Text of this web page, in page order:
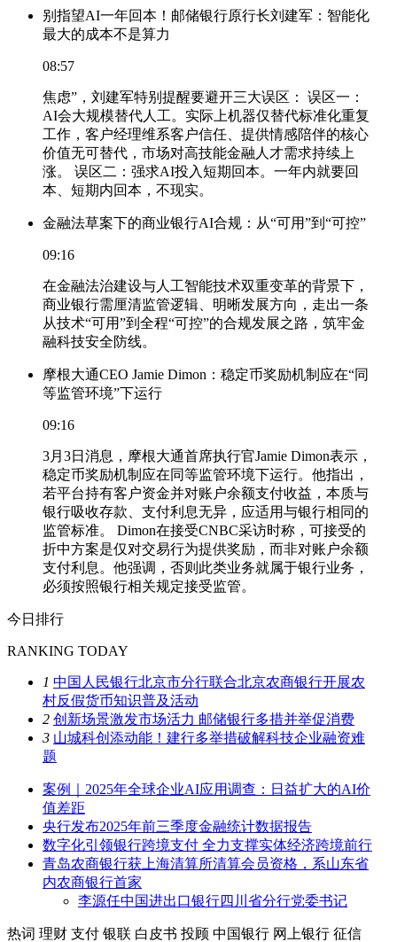
别指望AI一年回本！邮储银行原行长刘建军：智能化
最大的成本不是算力
08:57
焦虑”，刘建军特别提醒要避开三大误区： 误区一：
AI会大规模替代人工。实际上机器仅替代标准化重复
工作，客户经理维系客户信任、提供情感陪伴的核心
价值无可替代，市场对高技能金融人才需求持续上
涨。 误区二：强求AI投入短期回本。一年内就要回
本、短期内回本，不现实。
金融法草案下的商业银行AI合规：从“可用”到“可控”
09:16
在金融法治建设与人工智能技术双重变革的背景下，
商业银行需厘清监管逻辑、明晰发展方向，走出一条
从技术“可用”到全程“可控”的合规发展之路，筑牢金
融科技安全防线。
摩根大通CEO Jamie Dimon：稳定币奖励机制应在“同
等监管环境”下运行
09:16
3月3日消息，摩根大通首席执行官Jamie Dimon表示，
稳定币奖励机制应在同等监管环境下运行。他指出，
若平台持有客户资金并对账户余额支付收益，本质与
银行吸收存款、支付利息无异，应适用与银行相同的
监管标准。 Dimon在接受CNBC采访时称，可接受的
折中方案是仅对交易行为提供奖励，而非对账户余额
支付利息。他强调，否则此类业务就属于银行业务，
必须按照银行相关规定接受监管。
今日排行
RANKING TODAY
1 中国人民银行北京市分行联合北京农商银行开展农
村反假货币知识普及活动
2 创新场景激发市场活力 邮储银行多措并举促消费
3 山城科创添动能！建行多举措破解科技企业融资难
题
案例｜2025年全球企业AI应用调查：日益扩大的AI价
值差距
央行发布2025年前三季度金融统计数据报告
数字化引领银行跨境支付 全力支撑实体经济跨境前行
青岛农商银行获上海清算所清算会员资格，系山东省
内农商银行首家
李源任中国进出口银行四川省分行党委书记
热词 理财 支付 银联 白皮书 投顾 中国银行 网上银行 征信